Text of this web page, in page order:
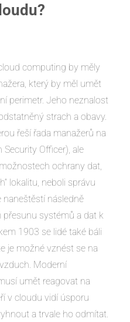
computing by měly
který by měl umět
perimetr. Jeho neznalost
strach a obavy.
řeší řada manažerů na
Security Officer), ale
ochrany dat,
lokalitu, neboli správu
naneštěstí následně
systémů a dat k
1903 se lidé také báli
je možné vznést se na
Moderní
umět reagovat na
v cloudu vidí úsporu
a trvale ho odmítat.